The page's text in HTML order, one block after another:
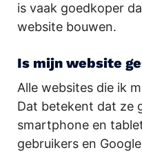
is vaak goedkoper
website bouwen.
Is mijn website
Alle websites die ik
Dat betekent dat ze
smartphone en
gebruikers en